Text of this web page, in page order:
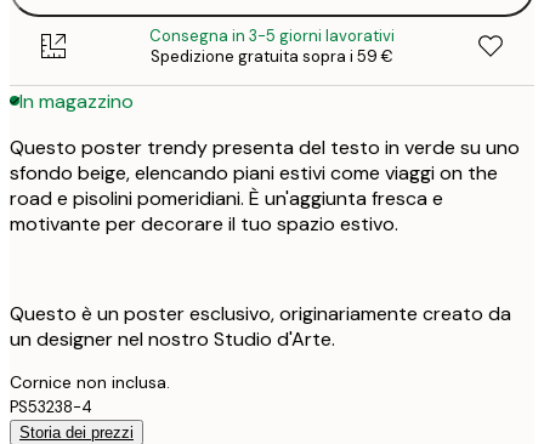
Consegna in 3-5 giorni lavorativi
Spedizione gratuita sopra i 59 €
In magazzino
Questo poster trendy presenta del testo in verde su uno
sfondo beige, elencando piani estivi come viaggi on the
road e pisolini pomeridiani. È un'aggiunta fresca e
motivante per decorare il tuo spazio estivo.
Questo è un poster esclusivo, originariamente creato da
un designer nel nostro Studio d'Arte.
Cornice non inclusa.
PS53238-4
Storia dei prezzi